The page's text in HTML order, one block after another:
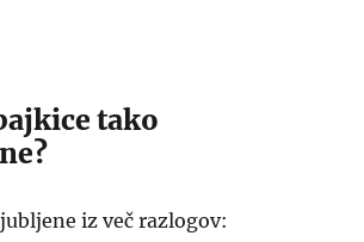
tako
iz več razlogov: